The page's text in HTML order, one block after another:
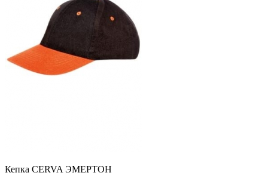
Кепка CERVA ЭМЕРТОН